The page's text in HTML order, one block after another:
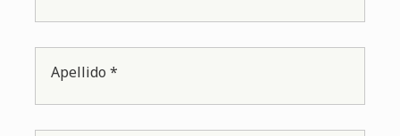
Apellido *